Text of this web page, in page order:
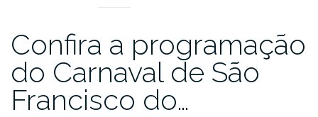
Confira a programação
do Carnaval de São
Francisco do…